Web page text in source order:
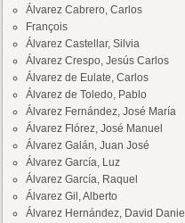
Álvarez Cabrero, Carlos
François
Álvarez Castellar, Silvia
Álvarez Crespo, Jesús Carlos
Álvarez de Eulate, Carlos
Álvarez de Toledo, Pablo
Álvarez Fernández, José María
Álvarez Flórez, José Manuel
Álvarez Galán, Juan José
Álvarez García, Luz
Álvarez García, Raquel
Álvarez Gil, Alberto
Álvarez Hernández, David Daniel